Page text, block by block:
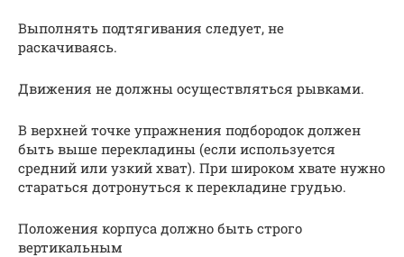
Выполнять подтягивания следует, не
раскачиваясь.
Движения не должны осуществляться рывками.
В верхней точке упражнения подбородок должен
быть выше перекладины (если используется
средний или узкий хват). При широком хвате нужно
стараться дотронуться к перекладине грудью.
Положения корпуса должно быть строго
вертикальным